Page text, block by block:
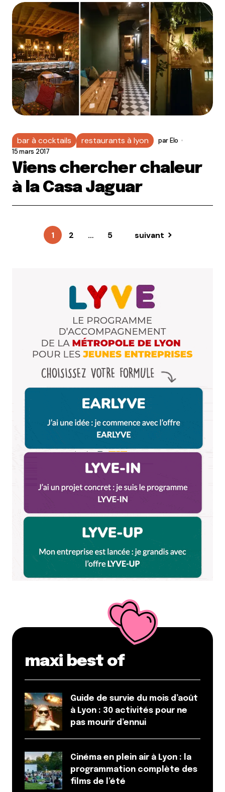
bar à cocktails restaurants à lyon parElo
15 mars 2017
Viens chercher chaleur
à la Casa Jaguar
1 2 … 5 suivant
maxi best of
Guide de survie du mois d’août
à Lyon : 30 activités pour ne
pas mourir d’ennui
Cinéma en plein air à Lyon : la
programmation complète des
films de l’été